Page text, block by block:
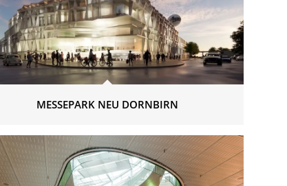
MESSEPARK NEU DORNBIRN